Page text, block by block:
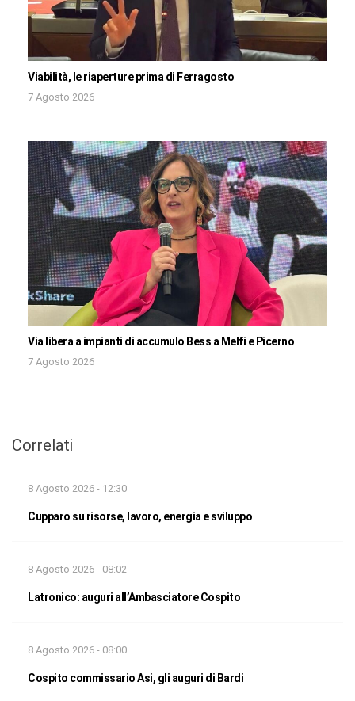
Viabilità, le riaperture prima di Ferragosto
7 Agosto 2026
Via libera a impianti di accumulo Bess a Melfi e Picerno
7 Agosto 2026
Correlati
8 Agosto 2026 - 12:30
Cupparo su risorse, lavoro, energia e sviluppo
8 Agosto 2026 - 08:02
Latronico: auguri all’Ambasciatore Cospito
8 Agosto 2026 - 08:00
Cospito commissario Asi, gli auguri di Bardi